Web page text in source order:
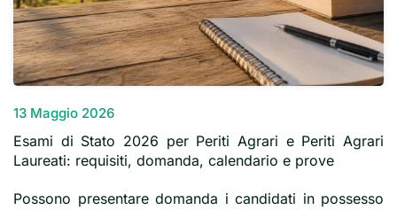
13 Maggio 2026
Esami di Stato 2026 per Periti Agrari e Periti Agrari
Laureati: requisiti, domanda, calendario e prove
Possono presentare domanda i candidati in possesso